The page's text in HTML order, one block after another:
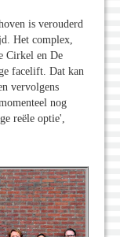
is verouderd
Het complex,
Cirkel en De
facelift. Dat kan
vervolgens
nog
reële optie',